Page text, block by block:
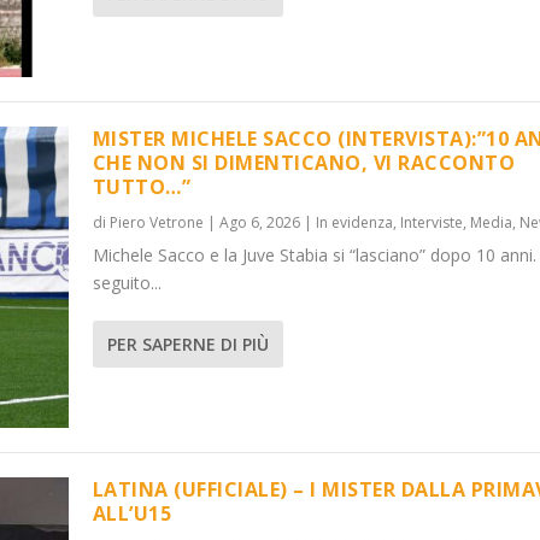
ANNI C...
Media,News
PRIMAVER...
,Notizie
MISTER MICHELE SACCO (INTERVISTA):”10
CHE NON SI DIMENTICANO, VI RACCONTO
TUTTO…”
di Piero Vetrone | Ago 6, 2026| In evidenza, Interviste, Media,
Michele Sacco e la Juve Stabia si “lasciano” dopo 10
seguito...
PER SAPERNE DI PIÙ
LATINA (UFFICIALE) – I MISTER DALLA
ALL’U15